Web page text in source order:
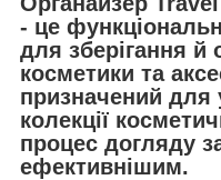
- це
для зберігання й
косметики та
призначений для
колекції
процес догляду
ефективнішим.